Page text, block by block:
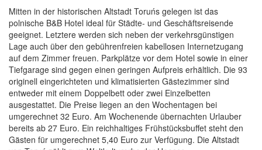
Mitten in der historischen Altstadt Toruńs gelegen ist das
polnische B&B Hotel ideal für Städte- und Geschäftsreisende
geeignet. Letztere werden sich neben der verkehrsgünstigen
Lage auch über den gebührenfreien kabellosen Internetzugang
auf dem Zimmer freuen. Parkplätze vor dem Hotel sowie in einer
Tiefgarage sind gegen einen geringen Aufpreis erhältlich. Die 93
originell eingerichteten und klimatisierten Gästezimmer sind
entweder mit einem Doppelbett oder zwei Einzelbetten
ausgestattet. Die Preise liegen an den Wochentagen bei
umgerechnet 32 Euro. Am Wochenende übernachten Urlauber
bereits ab 27 Euro. Ein reichhaltiges Frühstücksbuffet steht den
Gästen für umgerechnet 5,40 Euro zur Verfügung. Die Altstadt